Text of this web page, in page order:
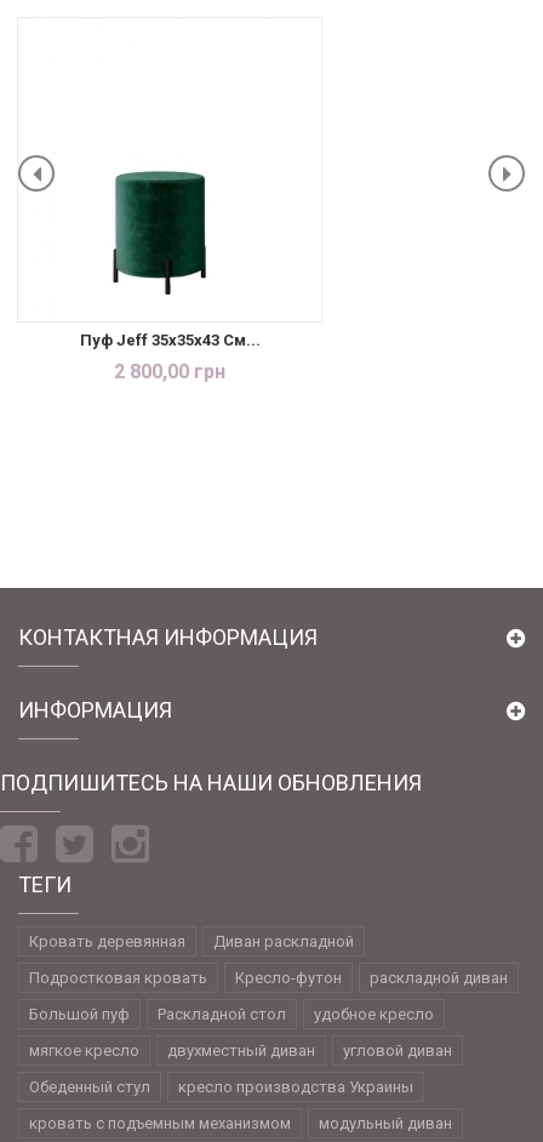
Пуф Jeff 35x35x43 См...
2 800,00 грн
КОНТАКТНАЯ ИНФОРМАЦИЯ
ИНФОРМАЦИЯ
ПОДПИШИТЕСЬ НА НАШИ ОБНОВЛЕНИЯ
ТЕГИ
Кровать деревянная
Диван раскладной
Подростковая кровать
Кресло-футон
раскладной диван
Большой пуф
Раскладной стол
удобное кресло
мягкое кресло
двухместный диван
угловой диван
Обеденный стул
кресло производства Украины
кровать с подъемным механизмом
модульный диван